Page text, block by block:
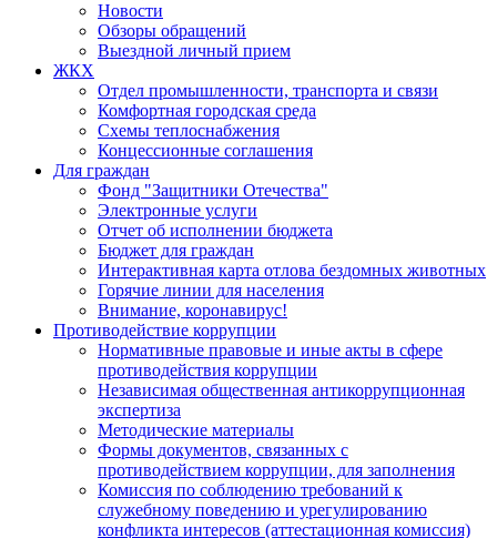
Новости
Обзоры обращений
Выездной личный прием
ЖКХ
Отдел промышленности, транспорта и связи
Комфортная городская среда
Схемы теплоснабжения
Концессионные соглашения
Для граждан
Фонд "Защитники Отечества"
Электронные услуги
Отчет об исполнении бюджета
Бюджет для граждан
Интерактивная карта отлова бездомных животных
Горячие линии для населения
Внимание, коронавирус!
Противодействие коррупции
Нормативные правовые и иные акты в сфере
противодействия коррупции
Независимая общественная антикоррупционная
экспертиза
Методические материалы
Формы документов, связанных с
противодействием коррупции, для заполнения
Комиссия по соблюдению требований к
служебному поведению и урегулированию
конфликта интересов (аттестационная комиссия)